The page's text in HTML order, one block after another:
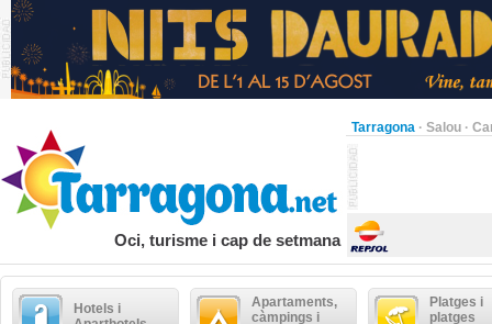
Tarragona · Salou ·
Oci, turisme i cap de setmana
Hotels i
Apartaments,
càmpings i
Platges i
platges